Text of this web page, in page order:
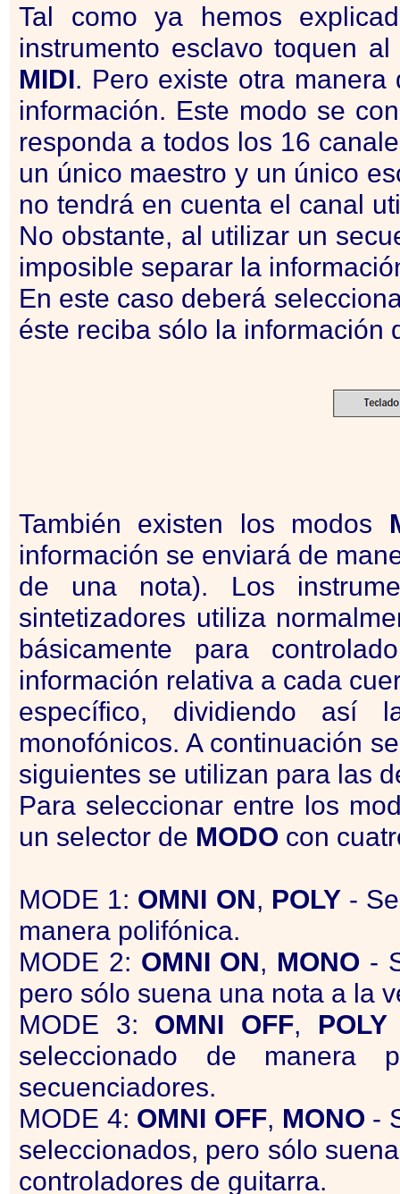
Tal como ya hemos
instrumento esclavo toquen
MIDI. Pero existe otra
información. Este modo se
responda a todos los 16
un único maestro y un único
no tendrá en cuenta el canal
No obstante, al utilizar un
imposible separar la
En este caso deberá
éste reciba sólo la información
También existen los modos
información se enviará de
de una nota). Los
sintetizadores utiliza
básicamente para
información relativa a cada
específico, dividiendo así
monofónicos. A continuación
siguientes se utilizan para las
Para seleccionar entre los
un selector de MODO con
MODE 1: OMNI ON, POLY- Se
manera polifónica.
MODE 2: OMNI ON, MONO -
pero sólo suena una nota a la
MODE 3: OMNI OFF, POLY
seleccionado de
secuenciadores.
MODE 4: OMNI OFF, MONO -
seleccionados, pero sólo
controladores de guitarra.